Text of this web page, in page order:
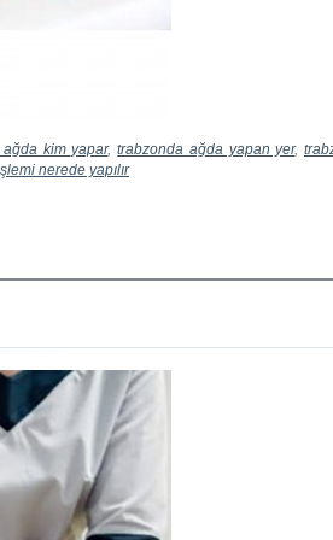
kim yapar,trabzonda ağda yapan yer,
nerede yapılır